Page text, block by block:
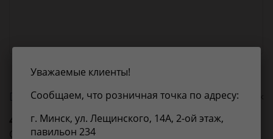
О бренде 4U 0 оценок
4UAN084238
СВЕЧА НАКАЛИВАНИЯ
Уважаемые клиенты!
Сообщаем, что розничная точка по адресу:
г. Минск, ул. Лещинского, 14А, 2-ой этаж,
павильон 234